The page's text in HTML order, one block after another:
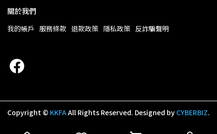
關於我們
我的帳戶 服務條款 退款政策 隱私政策 反詐騙聲明
Copyright © KKFAAll Rights Reserved. Designed by CYBERBIZ.